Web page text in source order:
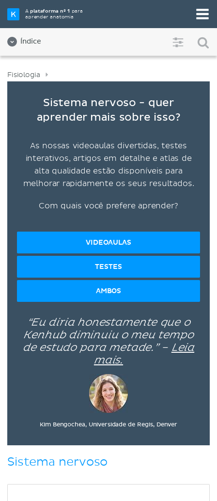
Aplataforma nº 1 para
aprender anatomia
Índice
Fisiologia
Sistema nervoso - quer
aprender mais sobre isso?
As nossas videoaulas divertidas, testes
interativos, artigos em detalhe e atlas de
alta qualidade estão disponíveis para
melhorar rapidamente os seus resultados.
Com quais você prefere aprender?
VIDEOAULAS
TESTES
AMBOS
“Eu diria honestamente que o
Kenhub diminuiu o meu tempo
de estudo para metade.” – Leia
mais.
Kim Bengochea, Universidade de Regis, Denver
Sistema nervoso